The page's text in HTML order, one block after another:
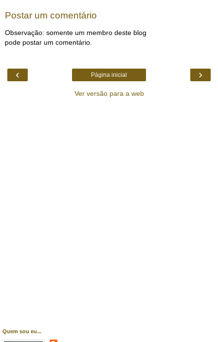
Postar um comentário
Observação: somente um membro deste blog
pode postar um comentário.
‹ ›
Página inicial
Ver versão para a web
Quem sou eu...